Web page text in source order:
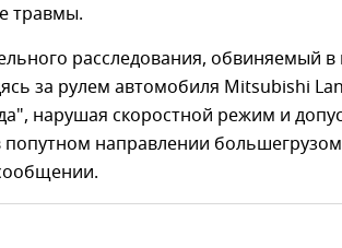
травмы.
расследования, обвиняемый в
за рулем автомобиля Mitsubishi
нарушая скоростной режим и
направлении большегрузом